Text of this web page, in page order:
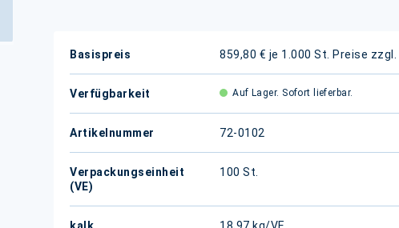
Weitere
Basispreis 859,80 € je 1.000 St. Preise
Verfügbarkeit Auf Lager. Sofort lieferbar.
Artikelnummer 72-0102
Verpackungseinheit
(VE)
100 St.